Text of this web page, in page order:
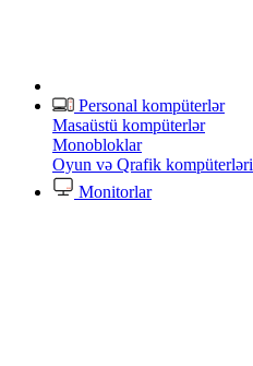
Personal kompüterlər
Masaüstü kompüterlər
Monobloklar
Oyun və Qrafik kompüterləri
Monitorlar